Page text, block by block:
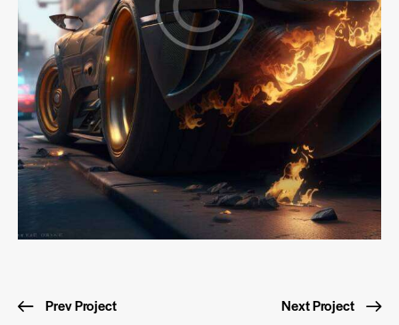
Prev Project Next Project